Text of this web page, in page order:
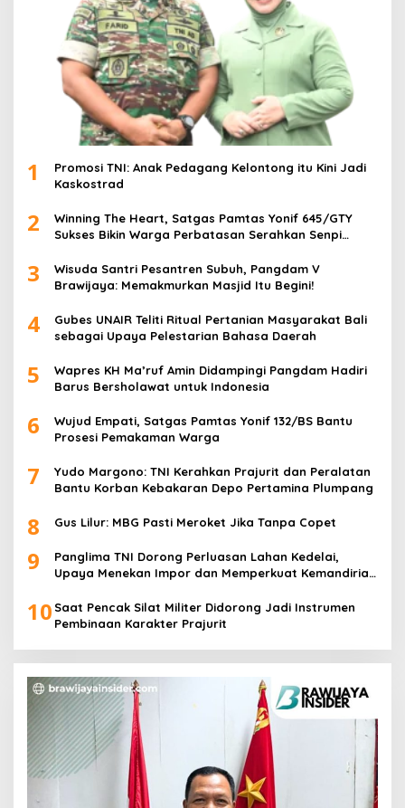
1
Promosi TNI: Anak Pedagang Kelontong itu Kini Jadi
Kaskostrad
2
Winning The Heart, Satgas Pamtas Yonif 645/GTY
Sukses Bikin Warga Perbatasan Serahkan Senpi
3
Wisuda Santri Pesantren Subuh, Pangdam V
Brawijaya: Memakmurkan Masjid Itu Begini!
4
Gubes UNAIR Teliti Ritual Pertanian Masyarakat Bali
sebagai Upaya Pelestarian Bahasa Daerah
5
Wapres KH Ma’ruf Amin Didampingi Pangdam Hadiri
Barus Bersholawat untuk Indonesia
6
Wujud Empati, Satgas Pamtas Yonif 132/BS Bantu
Prosesi Pemakaman Warga
7
Yudo Margono: TNI Kerahkan Prajurit dan Peralatan
Bantu Korban Kebakaran Depo Pertamina Plumpang
8 Gus Lilur: MBG Pasti Meroket Jika Tanpa Copet
9
Panglima TNI Dorong Perluasan Lahan Kedelai,
Upaya Menekan Impor dan Memperkuat Kemandirian
10 Saat Pencak Silat Militer Didorong Jadi Instrumen
Pembinaan Karakter Prajurit